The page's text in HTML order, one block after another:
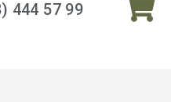
444 57 99